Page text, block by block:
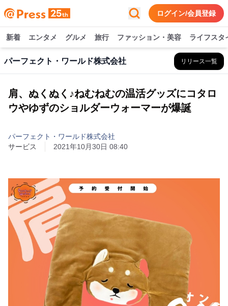
ログイン/会員登録
新着 エンタメ グルメ 旅行 ファッション・美容 ライフスタ
パーフェクト・ワールド株式会社 リリース一覧
肩、ぬくぬく♪ねむねむの温活グッズにコタロ
ウやゆずのショルダーウォーマーが爆誕
パーフェクト・ワールド株式会社
サービス
2021年10月30日 08:40